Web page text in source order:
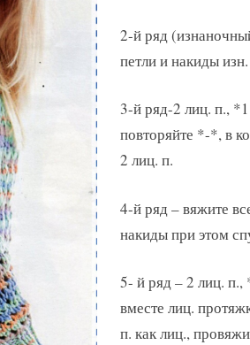
2-й ряд
петли и накиды изн.
3-й ряд-2 лиц. п.,
повторяйте *-*, в
2 лиц. п.
4-й ряд – вяжите
накиды при этом
5- й ряд – 2 лиц. п.,
вместе лиц.
п. как лиц.,